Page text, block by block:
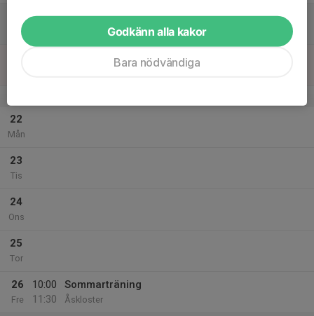
Lör
22
Mån
23
Tis
24
Ons
25
Tor
26
Fre
10:00
11:30
Sommarträning
Åskloster
Godkänn alla kakor
Bara nödvändiga